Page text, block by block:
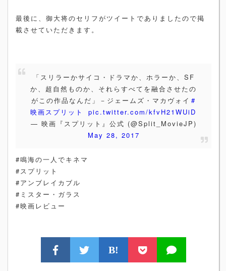
最後に、御大将のセリフがツイートでありましたので掲
載させていただきます。
「スリラーかサイコ・ドラマか、ホラーか、SF
か、超自然ものか、それらすべてを融合させたの
がこの作品なんだ」－ジェームズ・マカヴォイ #
映画スプリット
pic.twitter.com/kfvH21WUiD
— 映画『スプリット』公式 (@Split_MovieJP)
May 28, 2017
#鳴海の一人でキネマ
#スプリット
#アンブレイカブル
#ミスター・ガラス
#映画レビュー
B!